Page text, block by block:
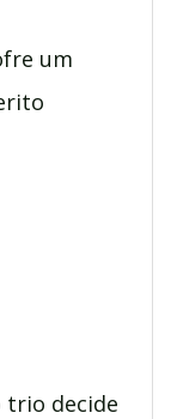
um
trio decide